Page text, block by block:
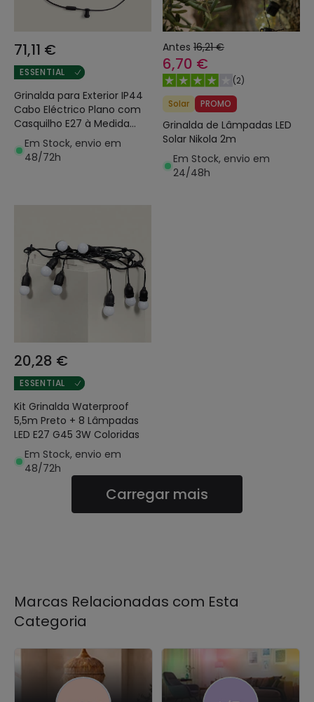
71,11 €
ESSENTIAL
Grinalda para Exterior IP44
Cabo Eléctrico Plano com
Casquilho E27 à Medida
Preta
Em Stock, envio em
48/72h
Antes 16,21 €
6,70 €
(2)
Solar
PROMO
Grinalda de Lâmpadas LED
Solar Nikola 2m
Em Stock, envio em
24/48h
20,28 €
ESSENTIAL
Kit Grinalda Waterproof
5,5m Preto + 8 Lâmpadas
LED E27 G45 3W Coloridas
Em Stock, envio em
48/72h
Carregar mais
Marcas Relacionadas com Esta
Categoria